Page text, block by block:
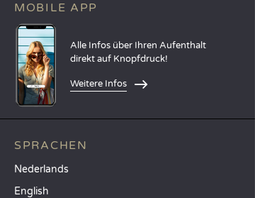
MOBILE APP
Alle Infos über Ihren Aufenthalt
direkt auf Knopfdruck!
Weitere Infos
SPRACHEN
Nederlands
English